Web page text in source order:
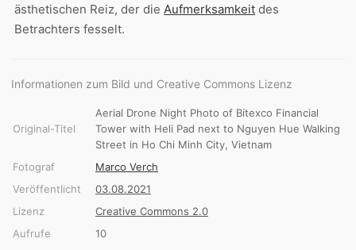
ästhetischen Reiz, der die Aufmerksamkeit des
Betrachters fesselt.
Informationen zum Bild und Creative Commons Lizenz
Original-Titel
Aerial Drone Night Photo of Bitexco Financial
Tower with Heli Pad next to Nguyen Hue Walking
Street in Ho Chi Minh City, Vietnam
Fotograf
Marco Verch
Veröffentlicht
03.08.2021
Lizenz
Creative Commons 2.0
Aufrufe
10